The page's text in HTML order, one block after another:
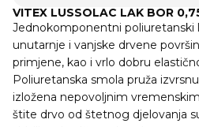
VITEX LUSSOLAC LAK BOR
Jednokomponentni poliuretanski
unutarnje i vanjske drvene
primjene, kao i vrlo dobru
Poliuretanska smola pruža
izložena nepovoljnim
štite drvo od štetnog djelovanja